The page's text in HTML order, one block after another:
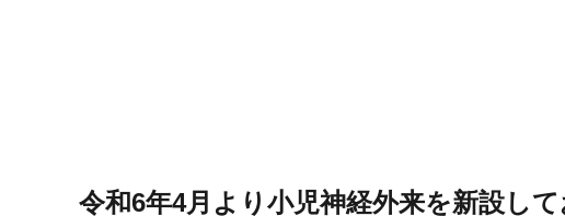
令和6年4月より小児神経外来を新設して